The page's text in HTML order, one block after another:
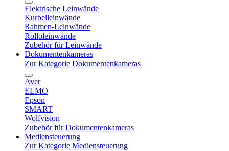
Elektrische Leinwände
Kurbelleinwände
Rahmen-Leinwände
Rolloleinwände
Zubehör für Leinwände
Dokumentenkameras
Zur Kategorie Dokumentenkameras
Aver
ELMO
Epson
SMART
Wolfvision
Zubehör für Dokumentenkameras
Mediensteuerung
Zur Kategorie Mediensteuerung